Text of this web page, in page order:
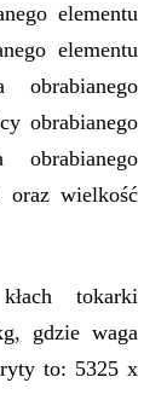
elementu
elementu
obrabianego
obrabianego
obrabianego
oraz wielkość
tokarki
gdzie waga
to: 5325 x